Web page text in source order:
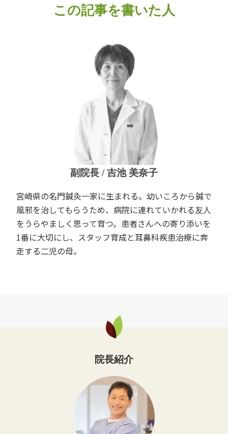
この記事を書いた人
副院長 / 吉池 美奈子
宮崎県の名門鍼灸一家に生まれる。幼いころから鍼で
風邪を治してもらうため、病院に連れていかれる友人
をうらやましく思って育つ。患者さんへの寄り添いを
1番に大切にし、スタッフ育成と耳鼻科疾患治療に奔
走する二児の母。
院長紹介